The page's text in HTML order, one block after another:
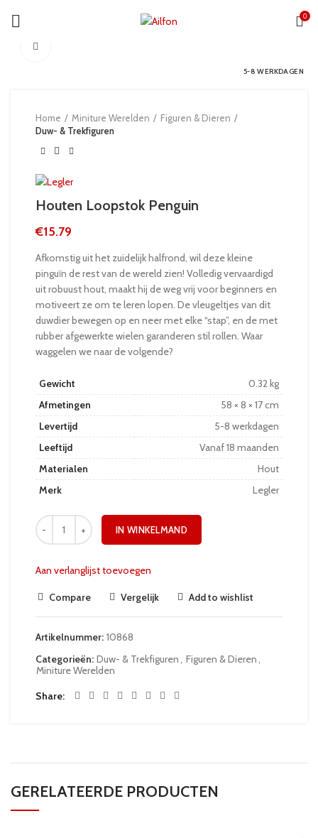
0
5-8 WERKDAGEN
Home Miniture Werelden
Figuren & Dieren
Duw- & Trekfiguren
Houten Loopstok Penguin
€15.79
Afkomstig uit het zuidelijk halfrond, wil deze kleine
pinguïn de rest van de wereld zien! Volledig vervaardigd
uit robuust hout, maakt hij de weg vrij voor beginners en
motiveert ze om te leren lopen. De vleugeltjes van dit
duwdier bewegen op en neer met elke “stap”, en de met
rubber afgewerkte wielen garanderen stil rollen. Waar
waggelen we naar de volgende?
Gewicht
0.32 kg
Afmetingen
58 × 8 × 17 cm
Levertijd
5-8 werkdagen
Leeftijd
Vanaf 18 maanden
Materialen
Hout
Merk
Legler
IN WINKELMAND
Aan verlanglijst toevoegen
Compare Vergelijk Add to wishlist
Artikelnummer: 10868
Categorieën: Duw- & Trekfiguren Figuren & Dieren
Miniture Werelden
Share
GERELATEERDE PRODUCTEN